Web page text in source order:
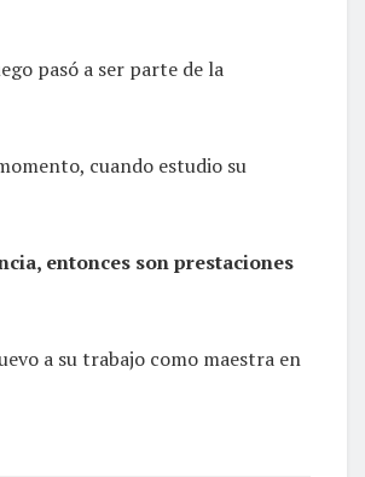
pasó a ser parte de la
cuando estudio su
entonces son prestaciones
a su trabajo como maestra en